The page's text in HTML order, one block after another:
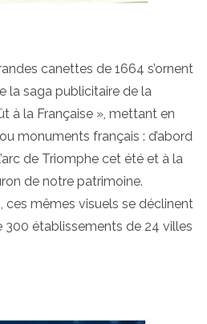
canettes de 1664 s’ornent
la saga publicitaire de la
à la Française », mettant en
monuments français : d’abord
de Triomphe cet été et à la
de notre patrimoine.
ces mêmes visuels se déclinent
300 établissements de 24 villes